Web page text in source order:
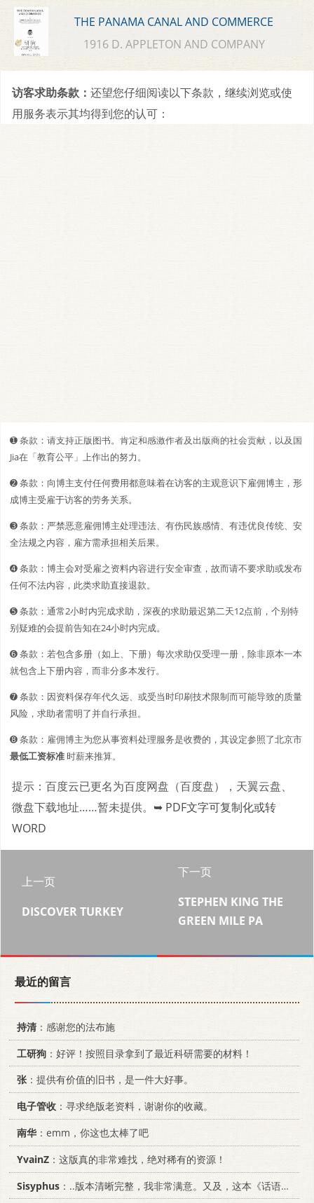
THE PANAMA CANAL AND COMMERCE
1916 D. APPLETON AND COMPANY
访客求助条款： 还望您仔细阅读以下条款，继续浏览或使
用服务表示其均得到您的认可：
➊️ 条款：请支持正版图书。肯定和感激作者及出版商的社会贡献，以及国
Jia在「教育公平」上作出的努力。
➋️️ 条款：向博主支付任何费用都意味着在访客的主观意识下雇佣博主，形
成博主受雇于访客的劳务关系。
➌ 条款：严禁恶意雇佣博主处理违法、有伤民族感情、有违优良传统、安
全法规之内容，雇方需承担相关后果。
➍ 条款：博主会对受雇之资料内容进行安全审查，故而请不要求助或发布
任何不法内容，此类求助直接退款。
➎ 条款：通常2小时内完成求助，深夜的求助最迟第二天12点前，个别特
别疑难的会提前告知在24小时内完成。
➏ 条款：若包含多册（如上、下册）每次求助仅受理一册，除非原本一本
就包含上下册内容，而非分多本发行。
➐ 条款：因资料保存年代久远、或受当时印刷技术限制而可能导致的质量
风险，求助者需明了并自行承担。
➑ 条款：雇佣博主为您从事资料处理服务是收费的，其设定参照了北京市
最低工资标准时薪来推算。
提示：百度云已更名为百度网盘（百度盘），天翼云盘、
微盘下载地址……暂未提供。 ➥ PDF文字可复制化或转
WORD
上一页
DISCOVER TURKEY
下一页
STEPHEN KING THE
GREEN MILE PA
最近的留言
持清：感谢您的法布施
工研狗 ：好评！按照目录拿到了最近科研需要的材料！
张：提供有价值的旧书，是一件大好事。
电子管收 ：寻求绝版老资料，谢谢你的收藏。
南华 ：emm，你这也太棒了吧
YvainZ ：这版真的非常难找，绝对稀有的资源！
Sisyphus ：..版本清晰完整，我非常满意。又及，这本《话语的真相》...